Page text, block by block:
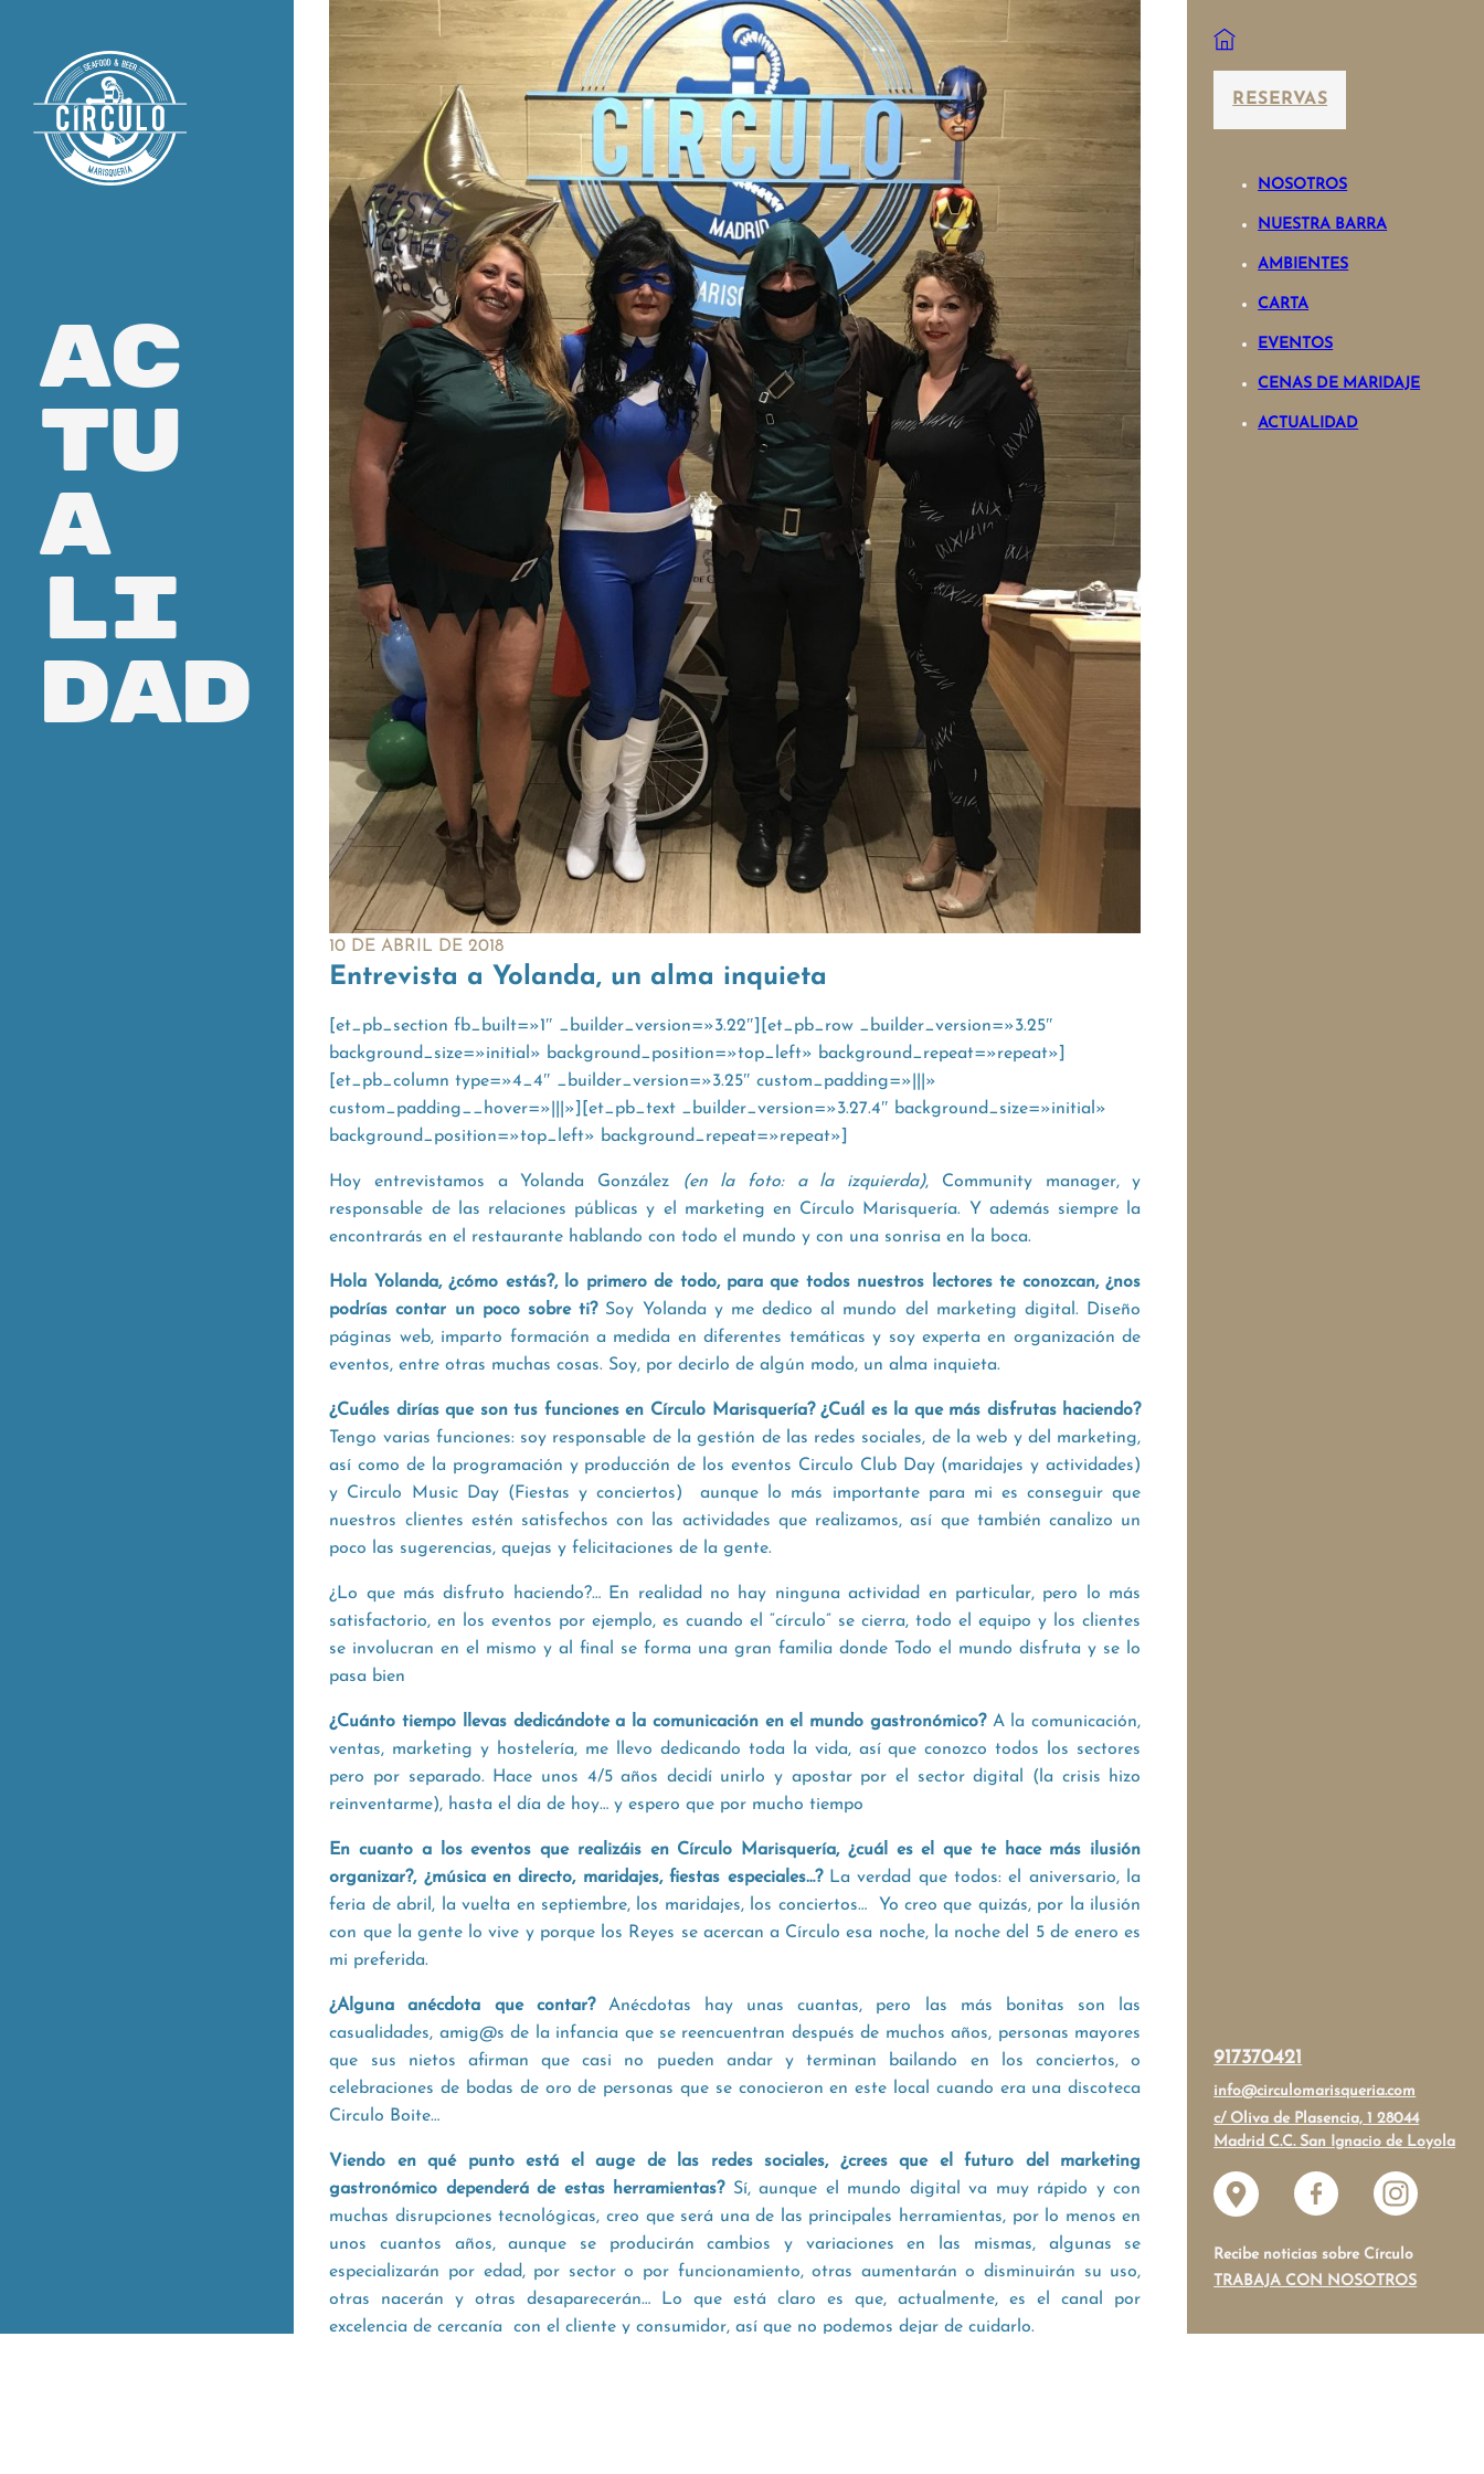
RESERVAS
NOSOTROS
NUESTRA BARRA
AMBIENTES
CARTA
EVENTOS
CENAS DE MARIDAJE
ACTUALIDAD
917370421
info@circulomarisqueria.com
c/ Oliva de Plasencia, 1 28044
Madrid C.C. San Ignacio de Loyola
Recibe noticias sobre Círculo
TRABAJA CON NOSOTROS
ac
tu
a
li
dad
10 DE ABRIL DE 2018
Entrevista a Yolanda, un alma inquieta
[et_pb_section fb_built=»1″ _builder_version=»3.22″][et_pb_row _builder_version=»3.25″
background_size=»initial» background_position=»top_left» background_repeat=»repeat»]
[et_pb_column type=»4_4″ _builder_version=»3.25″ custom_padding=»|||»
custom_padding__hover=»|||»][et_pb_text _builder_version=»3.27.4″ background_size=»initial»
background_position=»top_left» background_repeat=»repeat»]
Hoy entrevistamos a Yolanda González (en la foto: a la izquierda), Community manager, y
responsable de las relaciones públicas y el marketing en Círculo Marisquería. Y además siempre la
encontrarás en el restaurante hablando con todo el mundo y con una sonrisa en la boca.
Hola Yolanda, ¿cómo estás?, lo primero de todo, para que todos nuestros lectores te conozcan, ¿nos
podrías contar un poco sobre ti? Soy Yolanda y me dedico al mundo del marketing digital. Diseño
páginas web, imparto formación a medida en diferentes temáticas y soy experta en organización de
eventos, entre otras muchas cosas. Soy, por decirlo de algún modo, un alma inquieta.
¿Cuáles dirías que son tus funciones en Círculo Marisquería? ¿Cuál es la que más disfrutas haciendo?
Tengo varias funciones: soy responsable de la gestión de las redes sociales, de la web y del marketing,
así como de la programación y producción de los eventos Circulo Club Day (maridajes y actividades)
y Circulo Music Day (Fiestas y conciertos) aunque lo más importante para mi es conseguir que
nuestros clientes estén satisfechos con las actividades que realizamos, así que también canalizo un
poco las sugerencias, quejas y felicitaciones de la gente.
¿Lo que más disfruto haciendo?… En realidad no hay ninguna actividad en particular, pero lo más
satisfactorio, en los eventos por ejemplo, es cuando el “círculo” se cierra, todo el equipo y los clientes
se involucran en el mismo y al final se forma una gran familia donde Todo el mundo disfruta y se lo
pasa bien
¿Cuánto tiempo llevas dedicándote a la comunicación en el mundo gastronómico? A la comunicación,
ventas, marketing y hostelería, me llevo dedicando toda la vida, así que conozco todos los sectores
pero por separado. Hace unos 4/5 años decidí unirlo y apostar por el sector digital (la crisis hizo
reinventarme), hasta el día de hoy… y espero que por mucho tiempo
En cuanto a los eventos que realizáis en Círculo Marisquería, ¿cuál es el que te hace más ilusión
organizar?, ¿música en directo, maridajes, fiestas especiales…? La verdad que todos: el aniversario, la
feria de abril, la vuelta en septiembre, los maridajes, los conciertos… Yo creo que quizás, por la ilusión
con que la gente lo vive y porque los Reyes se acercan a Círculo esa noche, la noche del 5 de enero es
mi preferida.
¿Alguna anécdota que contar? Anécdotas hay unas cuantas, pero las más bonitas son las
casualidades, amig@s de la infancia que se reencuentran después de muchos años, personas mayores
que sus nietos afirman que casi no pueden andar y terminan bailando en los conciertos, o
celebraciones de bodas de oro de personas que se conocieron en este local cuando era una discoteca
Circulo Boite…
Viendo en qué punto está el auge de las redes sociales, ¿crees que el futuro del marketing
gastronómico dependerá de estas herramientas? Sí, aunque el mundo digital va muy rápido y con
muchas disrupciones tecnológicas, creo que será una de las principales herramientas, por lo menos en
unos cuantos años, aunque se producirán cambios y variaciones en las mismas, algunas se
especializarán por edad, por sector o por funcionamiento, otras aumentarán o disminuirán su uso,
otras nacerán y otras desaparecerán… Lo que está claro es que, actualmente, es el canal por
excelencia de cercanía con el cliente y consumidor, así que no podemos dejar de cuidarlo.